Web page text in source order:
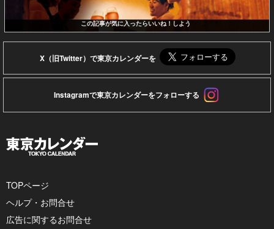
この記事が気に入ったらいいね！しよう
X（旧Twitter）で東京カレンダーを
Instagramで東京カレンダーをフォローする
TOPページ
ヘルプ・お問合せ
広告に関するお問合せ